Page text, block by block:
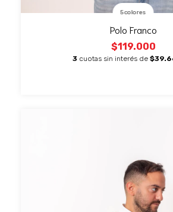
5 colores
Polo Franco
$119.000
3 cuotas sin interés de